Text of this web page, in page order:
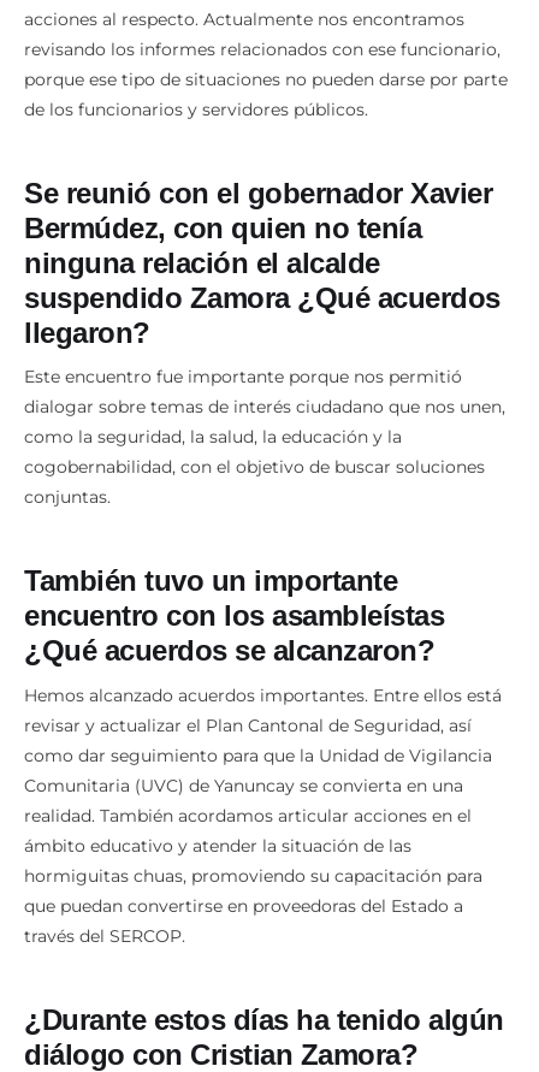
acciones al respecto. Actualmente nos encontramos
revisando los informes relacionados con ese funcionario,
porque ese tipo de situaciones no pueden darse por parte
de los funcionarios y servidores públicos.
Se reunió con el gobernador Xavier
Bermúdez, con quien no tenía
ninguna relación el alcalde
suspendido Zamora ¿Qué acuerdos
llegaron?
Este encuentro fue importante porque nos permitió
dialogar sobre temas de interés ciudadano que nos unen,
como la seguridad, la salud, la educación y la
cogobernabilidad, con el objetivo de buscar soluciones
conjuntas.
También tuvo un importante
encuentro con los asambleístas
¿Qué acuerdos se alcanzaron?
Hemos alcanzado acuerdos importantes. Entre ellos está
revisar y actualizar el Plan Cantonal de Seguridad, así
como dar seguimiento para que la Unidad de Vigilancia
Comunitaria (UVC) de Yanuncay se convierta en una
realidad. También acordamos articular acciones en el
ámbito educativo y atender la situación de las
hormiguitas chuas, promoviendo su capacitación para
que puedan convertirse en proveedoras del Estado a
través del SERCOP.
¿Durante estos días ha tenido algún
diálogo con Cristian Zamora?